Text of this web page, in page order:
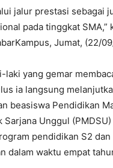
jalur prestasi sebagai
pada tinggkat SMA,”
Jumat, (22/
laki yang gemar
ia langsung
beasiswa Pendidikan
Unggul (PMDSU)
pendidikan S2 dan
dalam waktu empat